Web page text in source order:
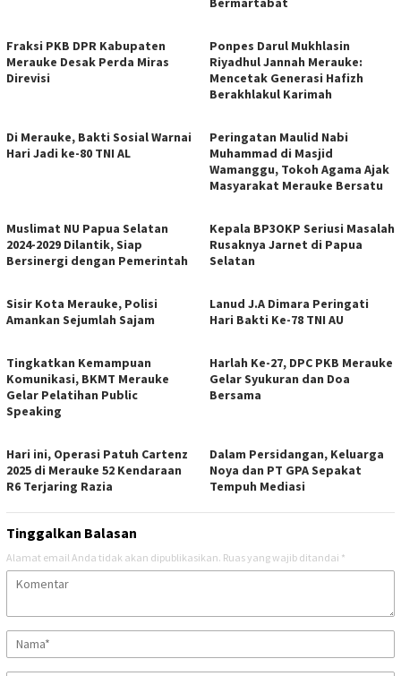
Fraksi PKB DPR Kabupaten
Merauke Desak Perda Miras
Direvisi
Ponpes Darul Mukhlasin
Riyadhul Jannah Merauke:
Mencetak Generasi Hafizh
Berakhlakul Karimah
Di Merauke, Bakti Sosial Warnai
Hari Jadi ke-80 TNI AL
Peringatan Maulid Nabi
Muhammad di Masjid
Wamanggu, Tokoh Agama Ajak
Masyarakat Merauke Bersatu
Muslimat NU Papua Selatan
2024-2029 Dilantik, Siap
Bersinergi dengan Pemerintah
Kepala BP3OKP Seriusi Masalah
Rusaknya Jarnet di Papua
Selatan
Sisir Kota Merauke, Polisi
Amankan Sejumlah Sajam
Lanud J.A Dimara Peringati
Hari Bakti Ke-78 TNI AU
Tingkatkan Kemampuan
Komunikasi, BKMT Merauke
Gelar Pelatihan Public
Speaking
Harlah Ke-27, DPC PKB Merauke
Gelar Syukuran dan Doa
Bersama
Hari ini, Operasi Patuh Cartenz
2025 di Merauke 52 Kendaraan
R6 Terjaring Razia
Dalam Persidangan, Keluarga
Noya dan PT GPA Sepakat
Tempuh Mediasi
Tinggalkan Balasan
Alamat email Anda tidak akan dipublikasikan. Ruas yang wajib ditandai *